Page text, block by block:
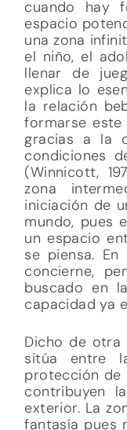
cuando hay
espacio
una zona
el niño, el
llenar de
explica lo
la relación
formarse
gracias a la
condiciones
(Winnicott,
zona
iniciación de
mundo, pues
un espacio
se piensa.
concierne,
buscado en
capacidad ya
Dicho de otra
sitúa entre
protección de
contribuyen
exterior. La
fantasía pues